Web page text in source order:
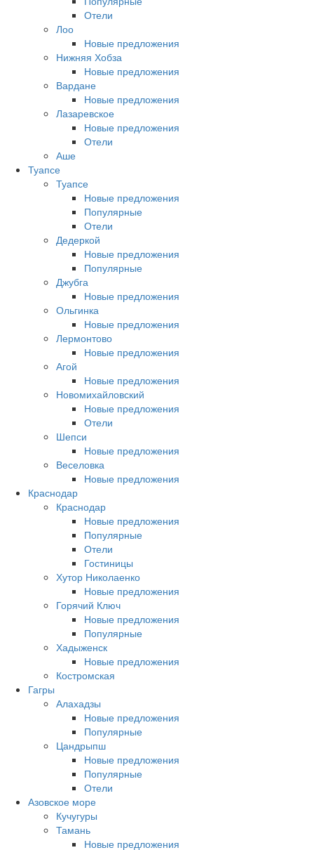
Отели
Лоо
Новые предложения
Нижняя Хобза
Новые предложения
Вардане
Новые предложения
Лазаревское
Новые предложения
Отели
Аше
Туапсе
Туапсе
Новые предложения
Популярные
Отели
Дедеркой
Новые предложения
Популярные
Джубга
Новые предложения
Ольгинка
Новые предложения
Лермонтово
Новые предложения
Агой
Новые предложения
Новомихайловский
Новые предложения
Отели
Шепси
Новые предложения
Веселовка
Новые предложения
Краснодар
Краснодар
Новые предложения
Популярные
Отели
Гостиницы
Хутор Николаенко
Новые предложения
Горячий Ключ
Новые предложения
Популярные
Хадыженск
Новые предложения
Костромская
Гагры
Алахадзы
Новые предложения
Популярные
Цандрыпш
Новые предложения
Популярные
Отели
Азовское море
Кучугуры
Тамань
Новые предложения